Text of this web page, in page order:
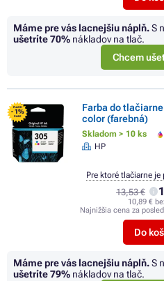
Máme pre vás lacnejšiu náplň.S
ušetríte70% nákladov na tlač.
Chcem
FLASH
- 1%
SALE
Farba do
color (farebná)
Skladom > 10 ks
HP
13,53 €
10,89 €
Najnižšia cena za
Do
Pre ktoré tlačiarne
Máme pre vás lacnejšiu náplň.S
ušetríte79% nákladov na tlač.